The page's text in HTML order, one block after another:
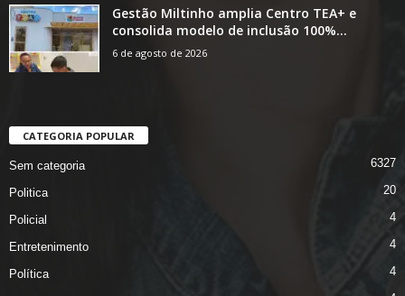
Gestão Miltinho amplia Centro TEA+ e
consolida modelo de inclusão 100%...
6 de agosto de 2026
CATEGORIA POPULAR
Sem categoria 6327
Politica 20
Policial 4
Entretenimento 4
Política 4